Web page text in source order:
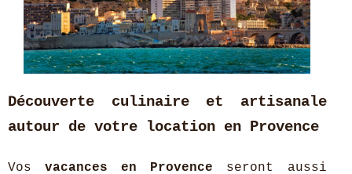
Découverte culinaire et artisanale
autour de votre location en Provence
Vosvacances en Provence seront aussi